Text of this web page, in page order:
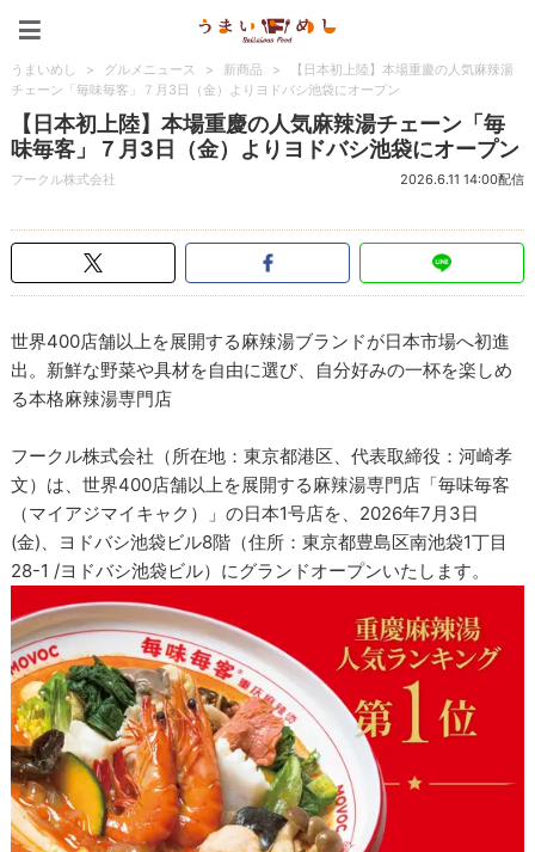
うまいめし > グルメニュース > 新商品 >
【日本初上陸】本場重慶の人気麻辣湯
チェーン「毎味毎客」７月3日（金）よりヨドバシ池袋にオープン
【日本初上陸】本場重慶の人気麻辣湯チェーン「毎
味毎客」７月3日（金）よりヨドバシ池袋にオープン
フークル株式会社 2026.6.11 14:00配信
世界400店舗以上を展開する麻辣湯ブランドが日本市場へ初進
出。新鮮な野菜や具材を自由に選び、自分好みの一杯を楽しめ
る本格麻辣湯専門店
フークル株式会社（所在地：東京都港区、代表取締役：河崎孝
文）は、世界400店舗以上を展開する麻辣湯専門店「毎味毎客
（マイアジマイキャク）」の日本1号店を、2026年7月3日
(金)、ヨドバシ池袋ビル8階（住所：東京都豊島区南池袋1丁目
28-1 /ヨドバシ池袋ビル）にグランドオープンいたします。